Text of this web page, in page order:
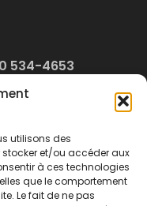
utilisons des
et/ou accéder aux
à ces technologies
que le comportement
Le fait de ne pas
534-4653
(Quebec) J2L 1E9